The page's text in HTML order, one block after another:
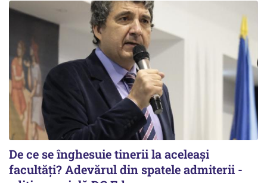
De ce se înghesuie tinerii la aceleași
facultăți? Adevărul din spatele admiterii -